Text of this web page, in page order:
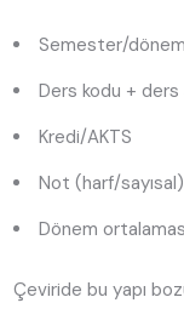
Semester/
Ders kodu + ders
Kredi/AKTS
Not (harf/sayısal)
Dönem
Çeviride bu yapı